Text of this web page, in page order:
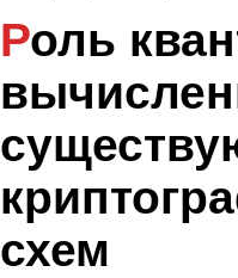
Роль квантовых
схем